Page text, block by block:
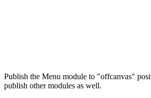
Publish the Menu module to "offcanvas"
publish other modules as well.
М ● консультант ПРОФСНАБ